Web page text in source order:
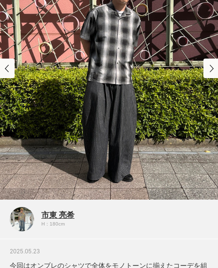
市東 亮希
H：180cm
2025.05.23
今回はオンブレのシャツで全体をモノトーンに揃えたコーデを組